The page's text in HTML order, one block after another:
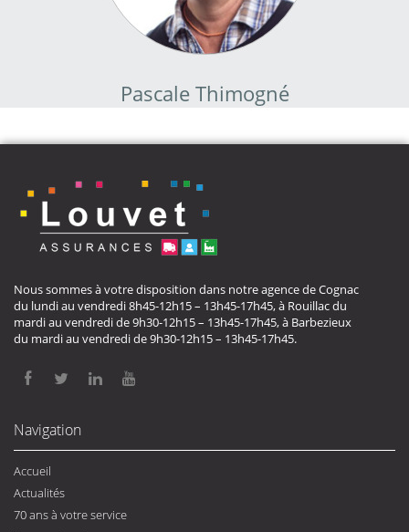
Pascale Thimogné
Nous sommes à votre disposition dans notre agence de Cognac
du lundi au vendredi 8h45-12h15 – 13h45-17h45, à Rouillac du
mardi au vendredi de 9h30-12h15 – 13h45-17h45, à Barbezieux
du mardi au vendredi de 9h30-12h15 – 13h45-17h45.
Navigation
Accueil
Actualités
70 ans à votre service